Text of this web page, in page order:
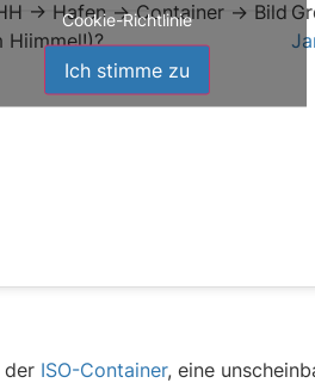
-> Hafen -> Container -> Bild
Hiimmel!)?
Cookie-Richtlinie
Ich stimme zu
der ISO-Container, eine